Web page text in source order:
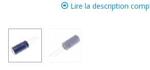
Lire la description